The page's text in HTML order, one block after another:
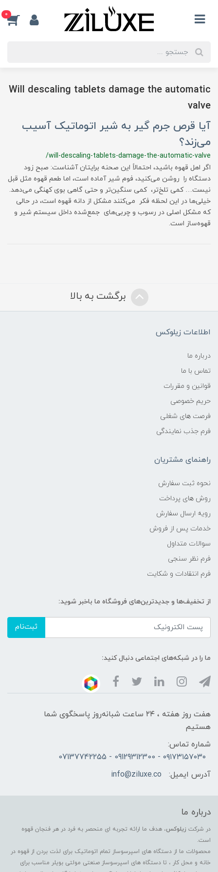
0
Will descaling tablets damage the automatic
valve
آیا قرص جرم گیر به شیر اتوماتیک آسیب
می‌زند؟
/will-descaling-tablets-damage-the-automatic-valve
اگر اهل قهوه باشید، احتمالاً این صحنه برایتان آشناست: صبح زود
دستگاه را روشن می‌کنید، فوم شیر آماده است، اما طعم قهوه مثل قبل
نیست… کمی تلخ‌تر، کمی سنگین‌تر و حتی گاهی بوی کهنگی می‌دهد.
خیلی‌ها در این لحظه فکر می‌کنند مشکل از دانه قهوه است، در حالی
که مشکل اصلی در رسوب و چربی‌های جمع‌شده داخل سیستم شیر و
قهوه‌ساز است.
برگشت به بالا
اطلاعات زیلوکس
درباره ما
تماس با ما
قوانین و مقررات
حریم خصوصی
فرصت های شغلی
فرم جذب نمایندگی
راهنمای مشتریان
نحوه ثبت سفارش
روش های پرداخت
رویه ارسال سفارش
خدمات پس از فروش
سوالات متداول
فرم نظر سنجی
فرم انتقادات و شکایت
از تخفیف‌ها و جدیدترین‌های فروشگاه ما باخبر شوید:
ثبت‌نام
ما را در شبکه‌های اجتماعی دنبال کنید:
هفت روز هفته ، ۲۴ ساعت شبانه‌روز پاسخگوی شما
هستیم
شماره تماس:
۰۹۱۷۳۱۵۷۰۳۰ - 09129312300 - 07137742255
آدرس ایمیل:
info@ziluxe.co
درباره ما
در شرکت زیلوکس، هدف ما ارائه تجربه ای منحصر به فرد در هر فنجان قهوه
است.
محصولات ما از دستگاه های اسپرسوساز تمام اتوماتیک برای لذت بردن از قهوه در
خانه و محل کار ، تا دستگاه های اسپرسوساز صنعتی مولتی بویلر مناسب برای